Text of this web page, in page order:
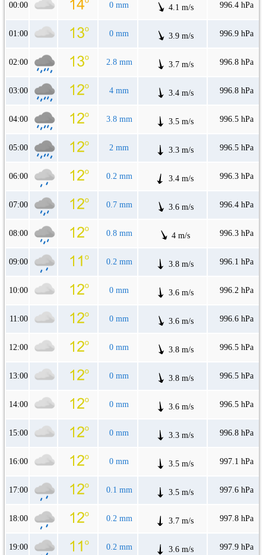
00:00 0 mm 4.1 m/s 996.4 hPa
01:00 0 mm 3.9 m/s 996.9 hPa
02:00 2.8 mm 3.7 m/s 996.8 hPa
03:00 4 mm 3.4 m/s 996.8 hPa
04:00 3.8 mm 3.5 m/s 996.5 hPa
05:00 2 mm 3.3 m/s 996.5 hPa
06:00 0.2 mm 3.4 m/s 996.3 hPa
07:00 0.7 mm 3.6 m/s 996.4 hPa
08:00 0.8 mm 4 m/s 996.3 hPa
09:00 0.2 mm 3.8 m/s 996.1 hPa
10:00 0 mm 3.6 m/s 996.2 hPa
11:00 0 mm 3.6 m/s 996.6 hPa
12:00 0 mm 3.8 m/s 996.5 hPa
13:00 0 mm 3.8 m/s 996.5 hPa
14:00 0 mm 3.6 m/s 996.5 hPa
15:00 0 mm 3.3 m/s 996.8 hPa
16:00 0 mm 3.5 m/s 997.1 hPa
17:00 0.1 mm 3.5 m/s 997.6 hPa
18:00 0.2 mm 3.7 m/s 997.8 hPa
19:00 0.2 mm 3.6 m/s 997.9 hPa